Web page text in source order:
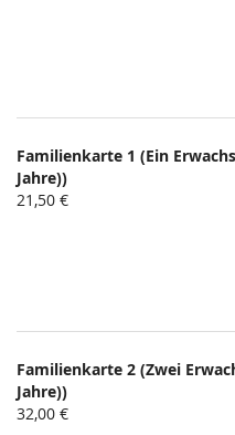
Familienkarte 1 (Ein
Jahre))
21,50 €
Familienkarte 2 (Zwei
Jahre))
32,00 €